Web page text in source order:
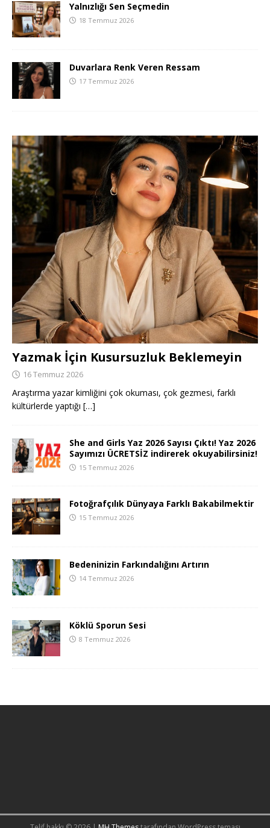
Yalnızlığı Sen Seçmedin
18 Temmuz 2026
Duvarlara Renk Veren Ressam
17 Temmuz 2026
Yazmak İçin Kusursuzluk Beklemeyin
16 Temmuz 2026
Araştırma yazar kimliğini çok okuması, çok gezmesi, farklı
kültürlerde yaptığı […]
She and Girls Yaz 2026 Sayısı Çıktı! Yaz 2026
Sayımızı ÜCRETSİZ indirerek okuyabilirsiniz!
15 Temmuz 2026
Fotoğrafçılık Dünyaya Farklı Bakabilmektir
15 Temmuz 2026
Bedeninizin Farkındalığını Artırın
14 Temmuz 2026
Köklü Sporun Sesi
8 Temmuz 2026